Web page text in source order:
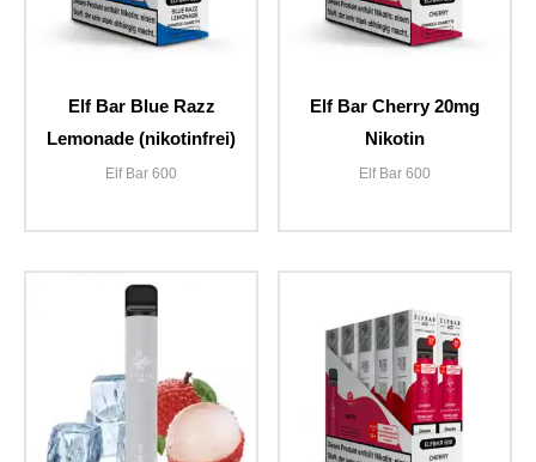
Elf Bar Blue Razz
Lemonade (nikotinfrei)
Elf Bar 600
Elf Bar Cherry 20mg
Nikotin
Elf Bar 600